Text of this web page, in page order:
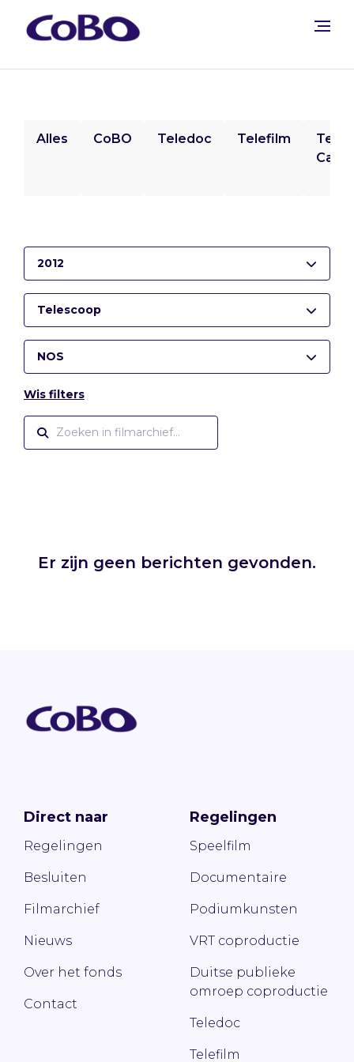
Alles CoBO Teledoc Telefilm
2012
Telescoop
NOS
Wis filters
Er zijn geen berichten gevonden.
Direct naar
Regelingen
Besluiten
Filmarchief
Nieuws
Over het fonds
Contact
Regelingen
Speelfilm
Documentaire
Podiumkunsten
VRT coproductie
Duitse publieke
omroep coproductie
Teledoc
Telefilm